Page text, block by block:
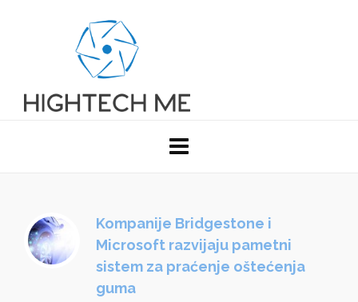
Kompanije Bridgestone i
Microsoft razvijaju pametni
sistem za praćenje oštećenja
guma